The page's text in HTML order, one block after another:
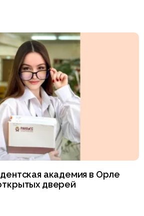
академия в Орле
дверей